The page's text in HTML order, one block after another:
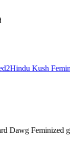
2Hindu Kush
Dawg Feminized